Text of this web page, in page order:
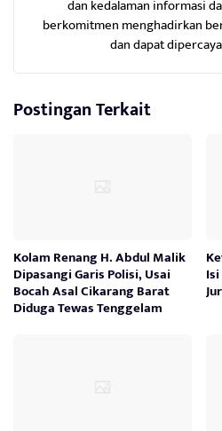
dan kedalaman informasi
berkomitmen menghadirkan
dan dapat
Postingan Terkait
Kolam Renang H. Abdul Malik
Dipasangi Garis Polisi, Usai
Bocah Asal Cikarang Barat
Diduga Tewas Tenggelam